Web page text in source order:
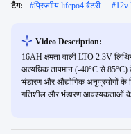
टैग: #प्रिज्मीय lifepo4 बैटरी #12v
Video Description:
16AH क्षमता वाली LTO 2.3V
अत्यधिक तापमान (-40°C से 85°C)
भंडारण और औद्योगिक अनुप्रयोगों के
गतिशील और भंडारण आवश्यकताओं के